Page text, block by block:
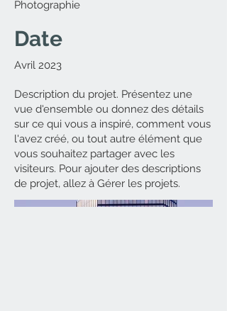
Photographie
Date
Avril 2023
Description du projet. Présentez une
vue d'ensemble ou donnez des détails
sur ce qui vous a inspiré, comment vous
l'avez créé, ou tout autre élément que
vous souhaitez partager avec les
visiteurs. Pour ajouter des descriptions
de projet, allez à Gérer les projets.